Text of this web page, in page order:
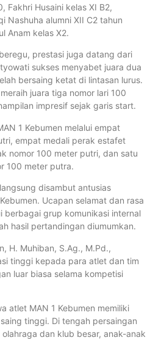
Fakhri Husaini kelas XI B2,
Nashuha alumni XII C2 tahun
Anam kelas X2.
prestasi juga datang dari
sukses menyabet juara dua
bersaing ketat di lintasan lurus.
juara tiga nomor lari 100
impresif sejak garis start.
1 Kebumen melalui empat
empat medali perak estafet
nomor 100 meter putri, dan satu
100 meter putra.
disambut antusias
Ucapan selamat dan rasa
berbagai grup komunikasi internal
hasil pertandingan diumumkan.
H. Muhiban, S.Ag., M.Pd.,
tinggi kepada para atlet dan tim
luar biasa selama kompetisi
atlet MAN 1 Kebumen memiliki
tinggi. Di tengah persaingan
dan klub besar, anak-anak